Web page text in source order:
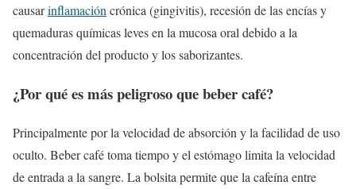
causarinflamación crónica (gingivitis), recesión de las encías y
quemaduras químicas leves en la mucosa oral debido a la
concentración del producto y los saborizantes.
¿Por qué es más peligroso que beber café?
Principalmente por la velocidad de absorción y la facilidad de uso
oculto. Beber café toma tiempo y el estómago limita la velocidad
de entrada a la sangre. La bolsita permite que la cafeína entre